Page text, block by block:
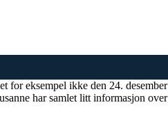
for eksempel ikke den 24. desember
har samlet litt informasjon over